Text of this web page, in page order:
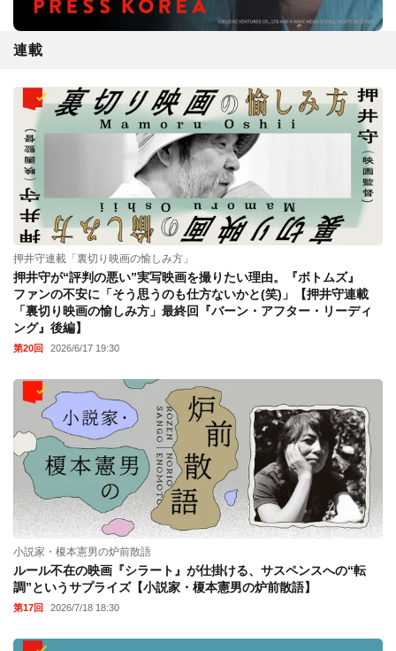
連載
押井守連載「裏切り映画の愉しみ方」
押井守が“評判の悪い”実写映画を撮りたい理由。『ボトムズ』
ファンの不安に「そう思うのも仕方ないかと(笑)」【押井守連載
「裏切り映画の愉しみ方」最終回『バーン・アフター・リーディ
ング』後編】
第20回 2026/6/17 19:30
小説家・榎本憲男の炉前散語
ルール不在の映画『シラート』が仕掛ける、サスペンスへの“転
調”というサプライズ【小説家・榎本憲男の炉前散語】
第17回 2026/7/18 18:30